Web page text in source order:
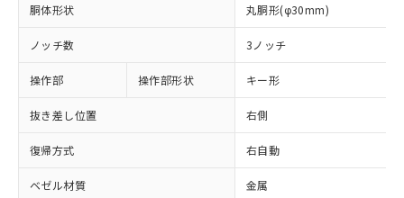
胴体形状 丸胴形(φ30mm)
ノッチ数 3ノッチ
操作部 操作部形状 キー形
抜き差し位置 右側
復帰方式 右自動
ベゼル材質 金属